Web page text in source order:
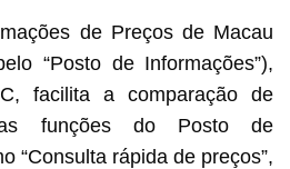
de Preços de Macau
“Posto de Informações”),
facilita a comparação de
funções do Posto de
“Consulta rápida de preços”,